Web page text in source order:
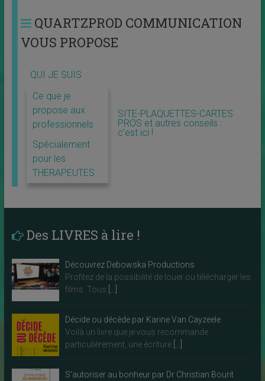
QUARTZPROD COMMUNICATION
VOUS PROPOSE
QUI JE SUIS
Ce que je
propose aux
professionnels
Spécialement
pour les
THERAPEUTES
SITE-PLAQUETTES-CARTES
PROS et autres conseils :
c’est ici !
Des LIVRES à lire !
Découvrez Debowska Productions
Profitez de la possibilité de louer ou télécharger les
films. Tous
Décide ou décède par Karine Van Cayzeele
Voilà un livre que je vous recommande
particulièrement, une écriture
S’autoriser au bonheur par Dr Christian Bourit